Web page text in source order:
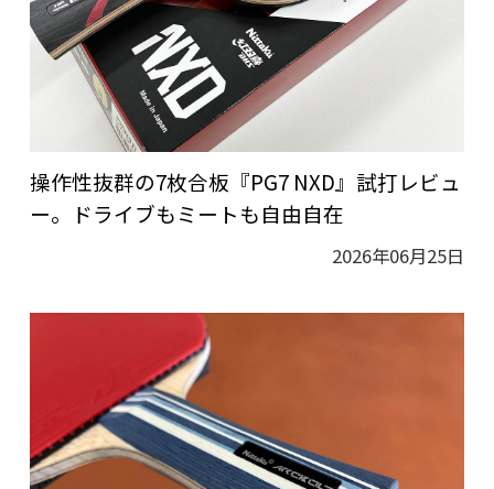
操作性抜群の7枚合板『PG7 NXD』試打レビュ
ー。ドライブもミートも自由自在
2026年06月25日